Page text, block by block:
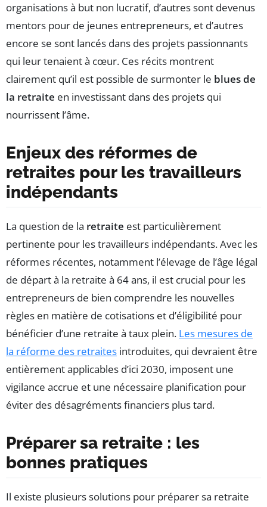
organisations à but non lucratif, d’autres sont devenus
mentors pour de jeunes entrepreneurs, et d’autres
encore se sont lancés dans des projets passionnants
qui leur tenaient à cœur. Ces récits montrent
clairement qu’il est possible de surmonter le blues de
la retraite en investissant dans des projets qui
nourrissent l’âme.
Enjeux des réformes de
retraites pour les travailleurs
indépendants
La question de la retraite est particulièrement
pertinente pour les travailleurs indépendants. Avec les
réformes récentes, notamment l’élevage de l’âge légal
de départ à la retraite à 64 ans, il est crucial pour les
entrepreneurs de bien comprendre les nouvelles
règles en matière de cotisations et d’éligibilité pour
bénéficier d’une retraite à taux plein. Les mesures de
la réforme des retraites introduites, qui devraient être
entièrement applicables d’ici 2030, imposent une
vigilance accrue et une nécessaire planification pour
éviter des désagréments financiers plus tard.
Préparer sa retraite : les
bonnes pratiques
Il existe plusieurs solutions pour préparer sa retraite